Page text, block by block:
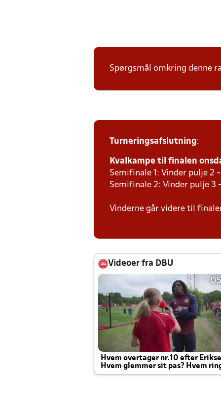
Spørgsmål omkring denne
Turneringsafslutning:
Kvalkampe til finalen
Semifinale 1: Vinder pulje 2 -
Semifinale 2: Vinder pulje 3
Vinderne går videre til
Videoer fra DBU
Hvem overtager nr.10 efter
Hvem glemmer sit pas? Hvem
Joachim altid til efter kampe?